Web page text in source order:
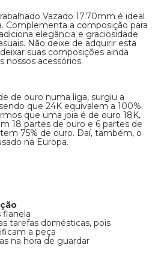
Vazado 17.70mm é ideal
Complementa a composição para
elegância e graciosidade
Não deixe de adquirir esta
suas composições ainda
nossos acessórios.
de ouro numa liga, surgiu a
que 24K equivalem a 100%
que uma joia é de ouro 18K,
18 partes de ouro e 6 partes de
75% de ouro. Daí, também, o
na Europa.
flanela
tarefas domésticas, pois
a peça
na hora de guardar